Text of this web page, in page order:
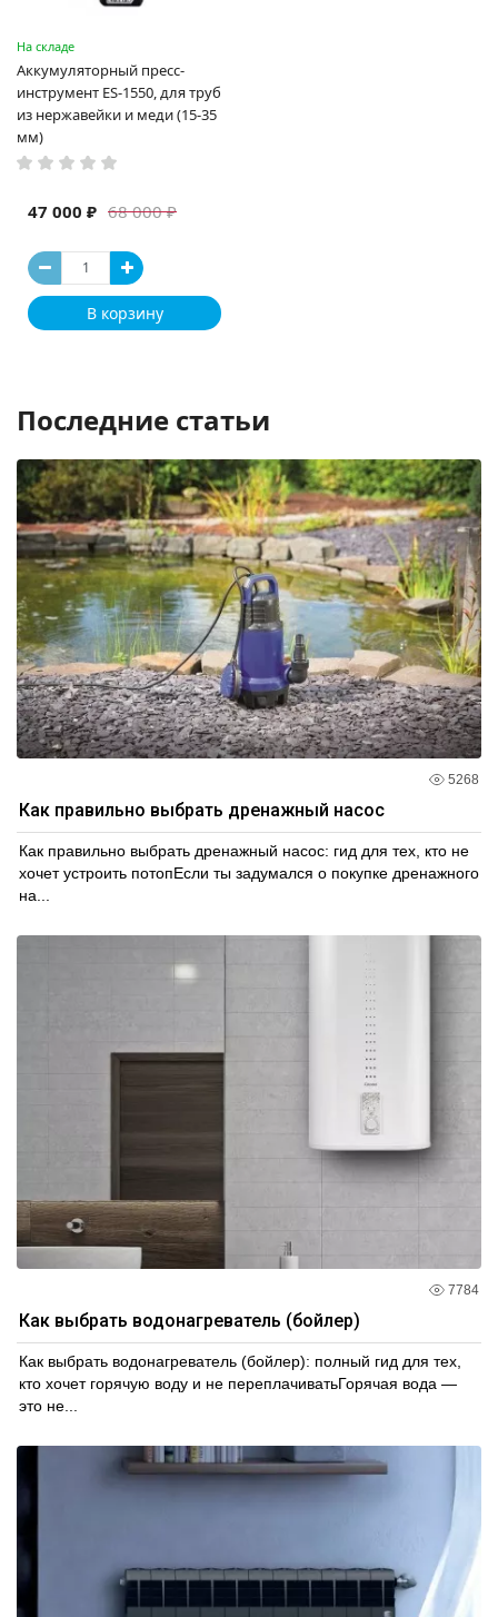
На складе
Аккумуляторный пресс-
инструмент ES-1550, для труб
из нержавейки и меди (15-35
мм)
68 000 ₽
47 000 ₽
В корзину
Последние статьи
5268
Как правильно выбрать дренажный насос
Как правильно выбрать дренажный насос: гид для тех, кто не
хочет устроить потопЕсли ты задумался о покупке дренажного
на...
7784
Как выбрать водонагреватель (бойлер)
Как выбрать водонагреватель (бойлер): полный гид для тех,
кто хочет горячую воду и не переплачиватьГорячая вода —
это не...